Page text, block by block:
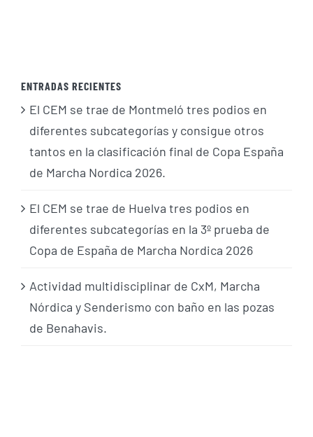
ENTRADAS RECIENTES
El CEM se trae de Montmeló tres podios en
diferentes subcategorías y consigue otros
tantos en la clasificación final de Copa España
de Marcha Nordica 2026.
El CEM se trae de Huelva tres podios en
diferentes subcategorías en la 3º prueba de
Copa de España de Marcha Nordica 2026
Actividad multidisciplinar de CxM, Marcha
Nórdica y Senderismo con baño en las pozas
de Benahavis.